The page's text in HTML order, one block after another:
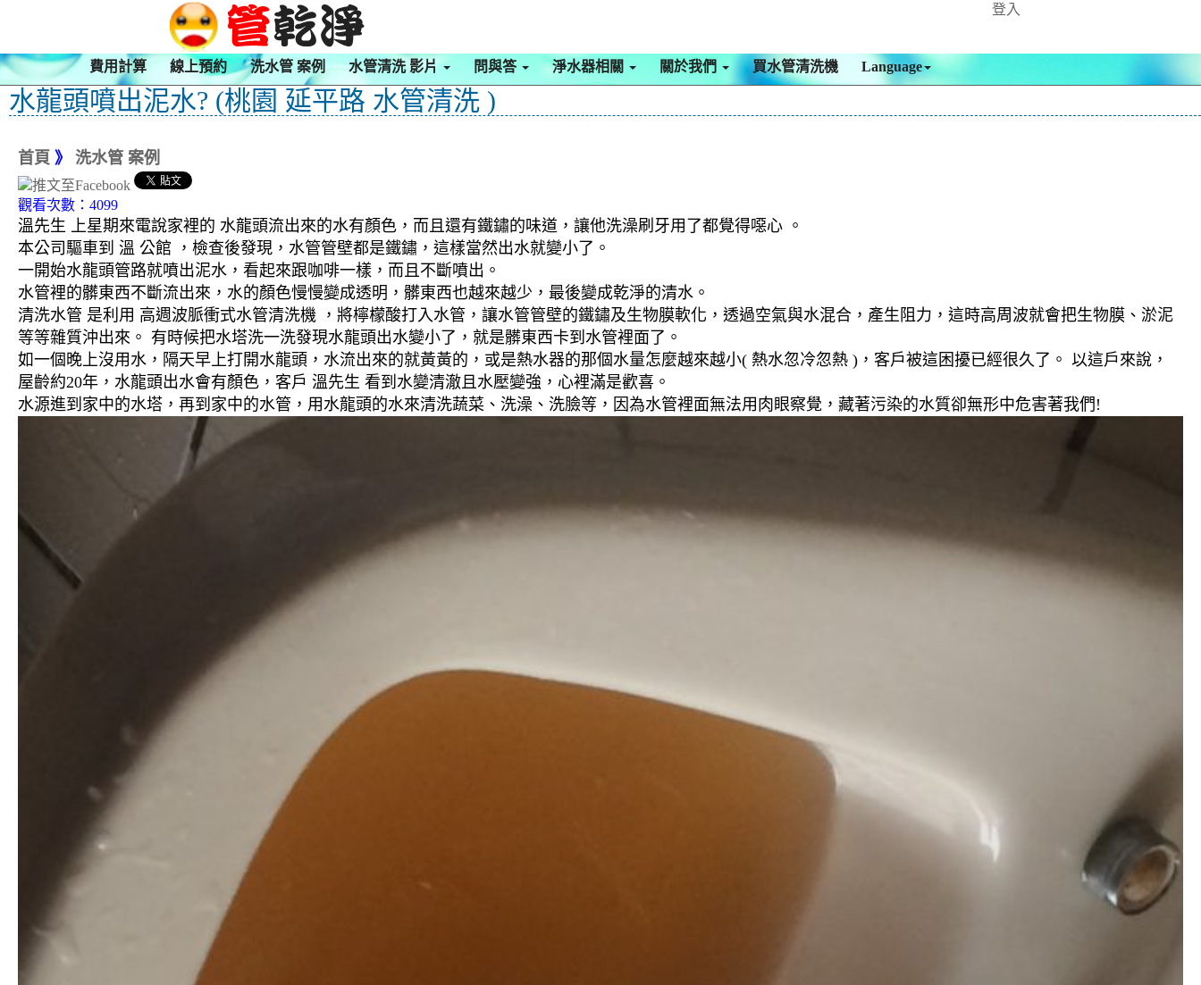
登入
費用計算 線上預約 洗水管 案例 水管清洗 影片 問與答 淨水器相關 關於我們 買水管清洗機 Language
水龍頭噴出泥水? (桃園 延平路 水管清洗 )
首頁 》 洗水管 案例
觀看次數：4099
溫先生 上星期來電說家裡的 水龍頭流出來的水有顏色，而且還有鐵鏽的味道，讓他洗澡刷牙用了都覺得噁心 。
本公司驅車到 溫 公館 ，檢查後發現，水管管壁都是鐵鏽，這樣當然出水就變小了。
一開始水龍頭管路就噴出泥水，看起來跟咖啡一樣，而且不斷噴出。
水管裡的髒東西不斷流出來，水的顏色慢慢變成透明，髒東西也越來越少，最後變成乾淨的清水。
清洗水管 是利用 高週波脈衝式水管清洗機 ，將檸檬酸打入水管，讓水管管壁的鐵鏽及生物膜軟化，透過空氣與水混合，產生阻力，這時高周波就會把生物膜、淤泥
等等雜質沖出來。 有時候把水塔洗一洗發現水龍頭出水變小了，就是髒東西卡到水管裡面了。
如一個晚上沒用水，隔天早上打開水龍頭，水流出來的就黃黃的，或是熱水器的那個水量怎麼越來越小( 熱水忽冷忽熱 )，客戶被這困擾已經很久了。 以這戶來說，
屋齡約20年，水龍頭出水會有顏色，客戶 溫先生 看到水變清澈且水壓變強，心裡滿是歡喜。
水源進到家中的水塔，再到家中的水管，用水龍頭的水來清洗蔬菜、洗澡、洗臉等，因為水管裡面無法用肉眼察覺，藏著污染的水質卻無形中危害著我們!